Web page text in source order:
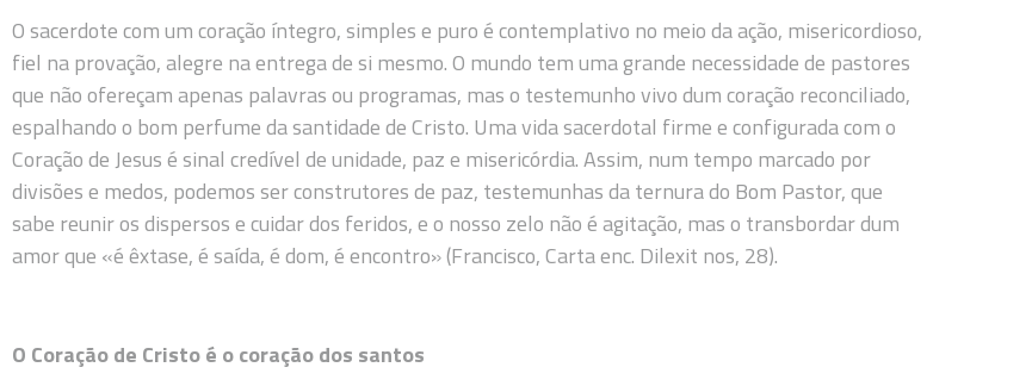
O sacerdote com um coração íntegro, simples e puro é contemplativo no meio da ação, misericordioso,
fiel na provação, alegre na entrega de si mesmo. O mundo tem uma grande necessidade de pastores
que não ofereçam apenas palavras ou programas, mas o testemunho vivo dum coração reconciliado,
espalhando o bom perfume da santidade de Cristo. Uma vida sacerdotal firme e configurada com o
Coração de Jesus é sinal credível de unidade, paz e misericórdia. Assim, num tempo marcado por
divisões e medos, podemos ser construtores de paz, testemunhas da ternura do Bom Pastor, que
sabe reunir os dispersos e cuidar dos feridos, e o nosso zelo não é agitação, mas o transbordar dum
amor que «é êxtase, é saída, é dom, é encontro» (Francisco, Carta enc. Dilexit nos, 28).
O Coração de Cristo é o coração dos santos